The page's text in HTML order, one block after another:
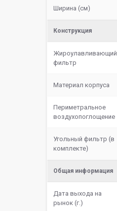
Ширина (см)
Конструкция
Жироулавливающий
фильтр
Материал корпуса
Периметральное
воздухопоглощение
Угольный фильтр (в
комплекте)
Общая информация
Дата выхода на
рынок (г.)